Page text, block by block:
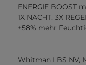
ENERGIE BOOST
1X NACHT. 3X
+58% mehr
Whitman LBS NV,